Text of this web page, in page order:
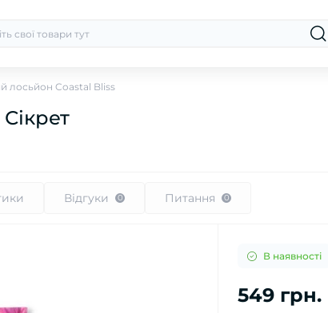
лосьйон Coastal Bliss
Відгуки 0 Питання 0
В наявності
549 грн.